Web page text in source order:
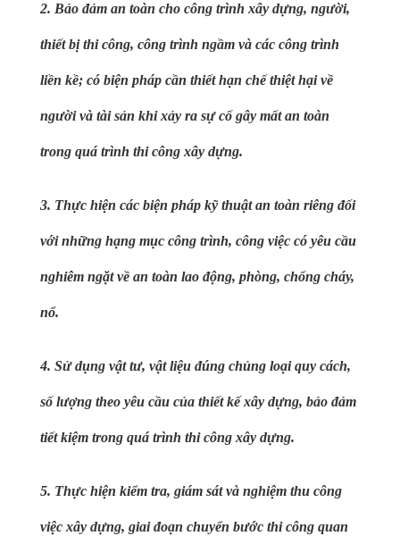
2. Bảo đảm an toàn cho công trình xây dựng, người,
thiết bị thi công, công trình ngầm và các công trình
liền kề; có biện pháp cần thiết hạn chế thiệt hại về
người và tài sản khi xảy ra sự cố gây mất an toàn
trong quá trình thi công xây dựng.
3. Thực hiện các biện pháp kỹ thuật an toàn riêng đối
với những hạng mục công trình, công việc có yêu cầu
nghiêm ngặt về an toàn lao động, phòng, chống cháy,
nổ.
4. Sử dụng vật tư, vật liệu đúng chủng loại quy cách,
số lượng theo yêu cầu của thiết kế xây dựng, bảo đảm
tiết kiệm trong quá trình thi công xây dựng.
5. Thực hiện kiểm tra, giám sát và nghiệm thu công
việc xây dựng, giai đoạn chuyển bước thi công quan